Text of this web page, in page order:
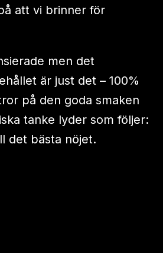
att vi brinner för
men det
är just det – 100%
på den goda smaken
tanke lyder som följer:
det bästa nöjet.